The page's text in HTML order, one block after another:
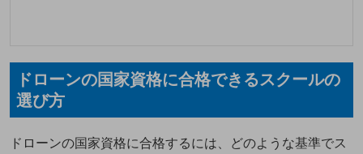
ドローンの国家資格に合格できるスクールの
選び方
ドローンの国家資格に合格するには、どのような基準でス